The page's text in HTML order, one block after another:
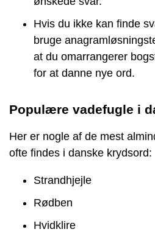
Hvis du ikke kan finde
bruge
at du omarrangerer
for at danne nye ord.
Populære vadefugle i
Her er nogle af de mest
ofte findes i danske krydsord:
Strandhjejle
Rødben
Hvidklire